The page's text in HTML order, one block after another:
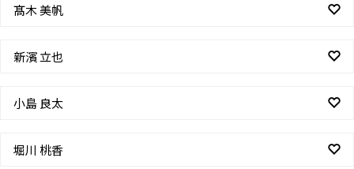
髙木 美帆
新濱 立也
小島 良太
堀川 桃香